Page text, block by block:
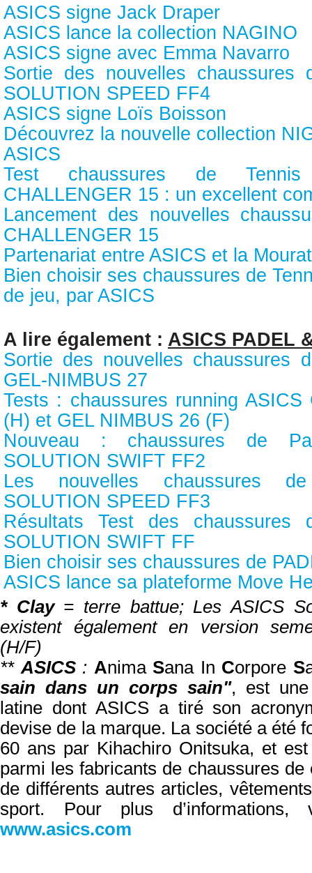
ASICS signe Jack Draper
ASICS lance la collection NAGINO
ASICS signe avec Emma Navarro
Sortie des nouvelles chaussures
SOLUTION SPEED FF4
ASICS signe Loïs Boisson
Découvrez la nouvelle collection
ASICS
Test chaussures de
CHALLENGER 15 : un excellent
Lancement des nouvelles
CHALLENGER 15
Partenariat entre ASICS et la
Bien choisir ses chaussures de
de jeu, par ASICS
A lire également : ASICS PADEL
Sortie des nouvelles chaussures
GEL-NIMBUS 27
Tests : chaussures running ASICS
(H) et GEL NIMBUS 26 (F)
Nouveau : chaussures de
SOLUTION SWIFT FF2
Les nouvelles chaussures
SOLUTION SPEED FF3
Résultats Test des chaussures
SOLUTION SWIFT FF
Bien choisir ses chaussures de
ASICS lance sa plateforme Move
* Clay= terre battue; Les ASICS
existent également en version
(H/F)
**ASICS: Anima Sana In Corpore S
sain dans un corps sain", est une
latine dont ASICS a tiré son
devise de la marque. La société a été
60 ans par Kihachiro Onitsuka, et est
parmi les fabricants de chaussures
de différents autres articles,
sport. Pour plus d’informations,
www.asics.com